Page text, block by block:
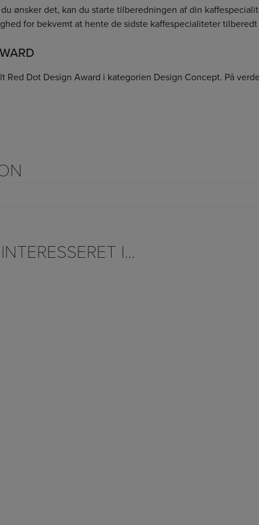
ønsker det, kan du starte tilberedningen af din
for bekvemt at hente de sidste kaffespecialiteter
Red Dot Design Award i kategorien Design Concept. På
I...